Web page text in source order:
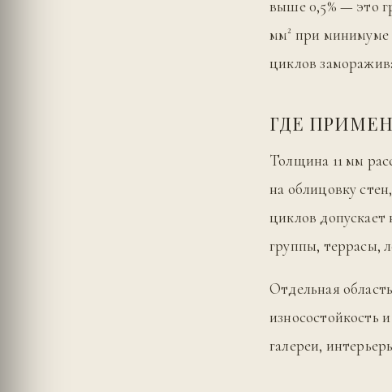
выше 0,5% — это
мм² при минимуме
циклов
ГДЕ
Толщина 11 мм
на облицовку
циклов
группы, террасы,
Отдельная
износостойкость
галереи,